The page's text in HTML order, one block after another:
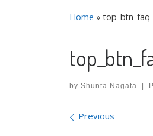
Home »
by Shunta Nagata
Images
Previous